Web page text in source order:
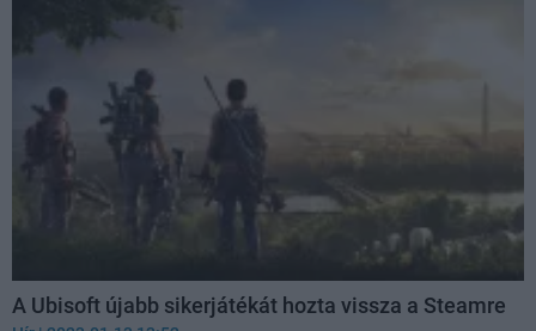
A Ubisoft újabb sikerjátékát hozta vissza a Steamre